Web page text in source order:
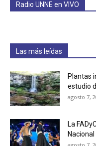
Radio UNNE en VIVO
Las más leídas
Plantas
estudio
agosto 7,
La